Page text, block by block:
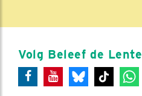
Volg Beleef de Lente